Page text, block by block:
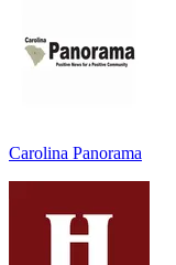
Carolina Panorama